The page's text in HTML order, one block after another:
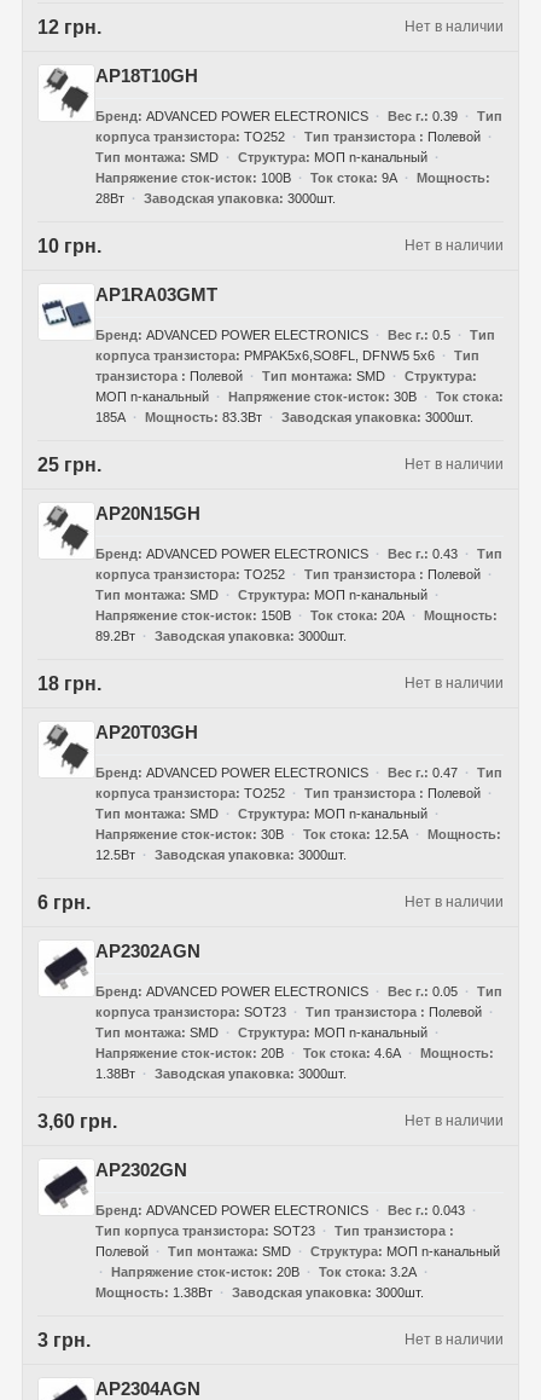
12 грн. Нет в наличии
AP18T10GH
Бренд ADVANCED POWER ELECTRONICS Вес г. 0.39
Тип
корпуса транзистора TO252 Тип транзистора
Полевой
Тип монтажа SMD Структура
МОП n-канальный
Напряжение сток-исток
100В Ток стока 9А
Мощность
28Вт
Заводская упаковка 3000шт.
10 грн. Нет в наличии
AP1RA03GMT
Бренд ADVANCED POWER ELECTRONICS Вес г. 0.5
Тип
корпуса транзистора
PMPAK5x6,SO8FL, DFNW5 5x6
Тип
транзистора
Полевой Тип монтажа SMD
Структура
МОП n-канальный
Напряжение сток-исток 30В
Ток стока
185А
Мощность 83.3Вт Заводская упаковка 3000шт.
25 грн. Нет в наличии
AP20N15GH
Бренд ADVANCED POWER ELECTRONICS Вес г. 0.43
Тип
корпуса транзистора TO252 Тип транзистора
Полевой
Тип монтажа SMD Структура
МОП n-канальный
Напряжение сток-исток
150В Ток стока 20А
Мощность
89.2Вт
Заводская упаковка 3000шт.
18 грн. Нет в наличии
AP20T03GH
Бренд ADVANCED POWER ELECTRONICS Вес г. 0.47
Тип
корпуса транзистора TO252 Тип транзистора
Полевой
Тип монтажа SMD Структура
МОП n-канальный
Напряжение сток-исток 30В Ток стока 12.5А
Мощность
12.5Вт
Заводская упаковка 3000шт.
6 грн. Нет в наличии
AP2302AGN
Бренд ADVANCED POWER ELECTRONICS Вес г. 0.05
Тип
корпуса транзистора SOT23 Тип транзистора
Полевой
Тип монтажа SMD Структура
МОП n-канальный
Напряжение сток-исток 20В Ток стока 4.6А
Мощность
1.38Вт
Заводская упаковка 3000шт.
3,60 грн. Нет в наличии
AP2302GN
Бренд ADVANCED POWER ELECTRONICS Вес г. 0.043
Тип корпуса транзистора SOT23
Тип транзистора
Полевой
Тип монтажа SMD Структура
МОП n-канальный
Напряжение сток-исток 20В Ток стока 3.2А
Мощность
1.38Вт Заводская упаковка 3000шт.
3 грн. Нет в наличии
AP2304AGN